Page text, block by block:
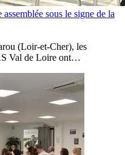
sous le signe de la
(Loir-et-Cher), les
Val de Loire ont…